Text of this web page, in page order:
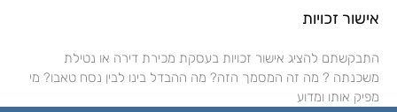
אישור זכויות
התבקשתם להציג אישור זכויות בעסקת מכירת דירה או נטילת
משכנתה ? מה זה המסמך הזה? מה ההבדל בינו לבין נסח טאבו? מי
מפיק אותו ומדוע